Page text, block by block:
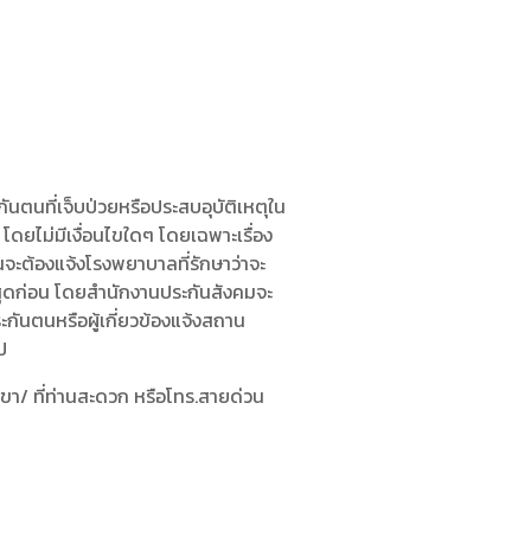
นตนที่เจ็บป่วยหรือประสบอุบัติเหตุใน
ไม่มีเงื่อนไขใดๆ โดยเฉพาะเรื่อง
ต้องแจ้งโรงพยาบาลที่รักษาว่าจะ
ก่อน โดยสำนักงานประกันสังคมจะ
กันตนหรือผู้เกี่ยวข้องแจ้งสถาน
ที่ท่านสะดวก หรือโทร.สายด่วน